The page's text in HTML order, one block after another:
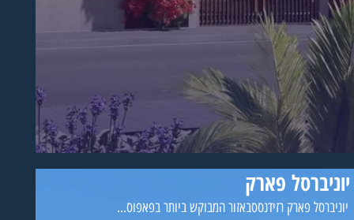
יוניברסל פארק
יוניברסל פארק רזידנססבאזור המבוקש ביותר בפאפוס...